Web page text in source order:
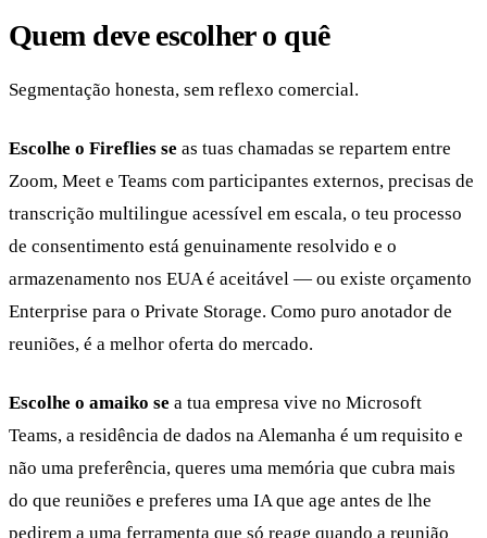
Quem deve escolher o quê
Segmentação honesta, sem reflexo comercial.
Escolhe o Fireflies se as tuas chamadas se repartem entre
Zoom, Meet e Teams com participantes externos, precisas de
transcrição multilingue acessível em escala, o teu processo
de consentimento está genuinamente resolvido e o
armazenamento nos EUA é aceitável — ou existe orçamento
Enterprise para o Private Storage. Como puro anotador de
reuniões, é a melhor oferta do mercado.
Escolhe o amaiko se a tua empresa vive no Microsoft
Teams, a residência de dados na Alemanha é um requisito e
não uma preferência, queres uma memória que cubra mais
do que reuniões e preferes uma IA que age antes de lhe
pedirem a uma ferramenta que só reage quando a reunião